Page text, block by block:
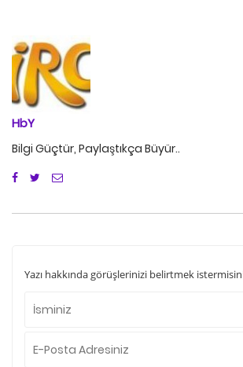
HbY
Bilgi Güçtür, Paylaştıkça Büyür..
Yazı hakkında görüşlerinizi belirtmek